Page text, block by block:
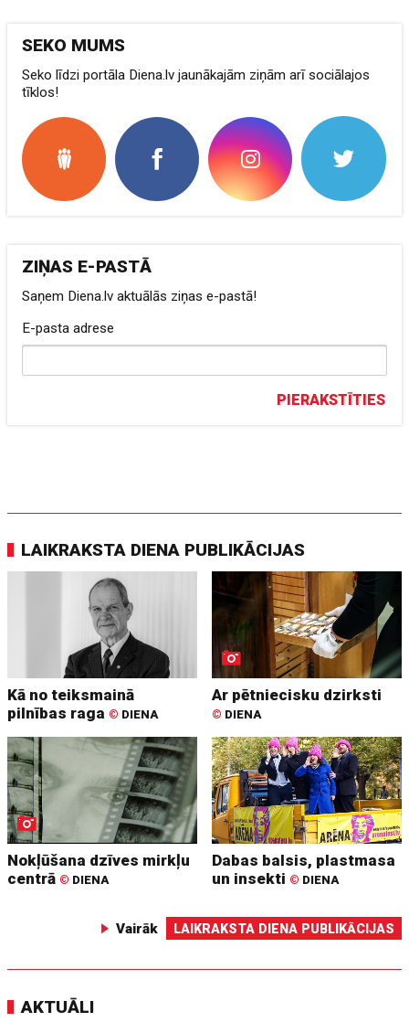
SEKO MUMS
Seko līdzi portāla Diena.lv jaunākajām ziņām arī sociālajos
tīklos!
ZIŅAS E-PASTĀ
Saņem Diena.lv aktuālās ziņas e-pastā!
E-pasta adrese
PIERAKSTĪTIES
LAIKRAKSTA DIENA PUBLIKĀCIJAS
Kā no teiksmainā
pilnības raga © DIENA
Ar pētniecisku dzirksti
© DIENA
Nokļūšana dzīves mirkļu
centrā © DIENA
Dabas balsis, plastmasa
un insekti © DIENA
Vairāk LAIKRAKSTA DIENA PUBLIKĀCIJAS
AKTUĀLI